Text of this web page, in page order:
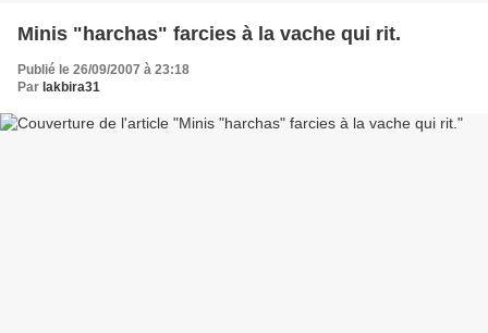
Minis "harchas" farcies à la vache qui rit.
Publié le 26/09/2007 à 23:18
Par lakbira31